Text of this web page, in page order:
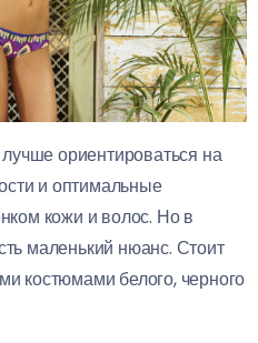
лучше ориентироваться на
и оптимальные
кожи и волос. Но в
маленький нюанс. Стоит
костюмами белого, черного